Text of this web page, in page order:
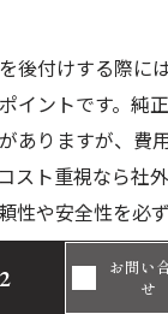
後付けする際に
イントです。純
ありますが、費
スト重視なら社
性や安全性を必
け時の注意点を
お問い
せ